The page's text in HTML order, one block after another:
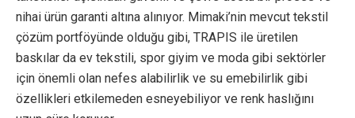
nihai ürün garanti altına alınıyor. Mimaki’nin mevcut tekstil
çözüm portföyünde olduğu gibi, TRAPIS ile üretilen
baskılar da ev tekstili, spor giyim ve moda gibi sektörler
için önemli olan nefes alabilirlik ve su emebilirlik gibi
özellikleri etkilemeden esneyebiliyor ve renk haslığını